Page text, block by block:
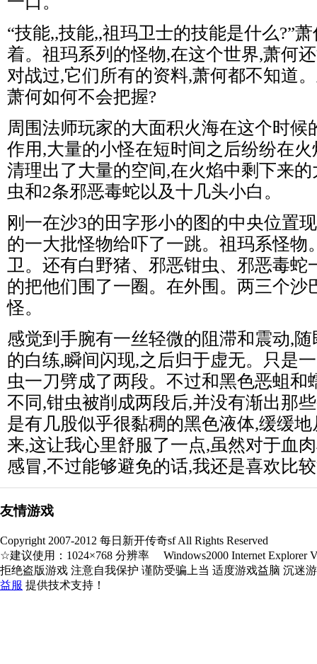
“技能,,技能,,祖玛卫士的技能是什么?”
着。祖玛系列的怪物,在这个世界,萧何
对战过,它们所有的资料,萧何都不知道
萧何如何不会把握?
周围法师玩家的大面积火海在这个时候
作用,大量的小怪在短时间之后纷纷在
清理出了大量的空间,在火焰中剩下来
虫和2条邪恶毒蛇以及十几头小白。
刚一在沙3的田字形小的图的中央位置
的一大批怪物给吓了一跳。祖玛系怪物
卫。还有白野猪、邪恶钳虫、邪恶毒蛇
的把他们围了一圈。在外围。两三个沙
怪。
感觉到手腕有一丝轻微的阻滞和震动,
的白练,瞬间闪现,之后归于虚无。只是
虫一刀劈成了两段。不过和黑色恶蛆和
不同,钳虫被削成两段后,并没有渐出那
是有几股似乎很黏稠的黑色液体,缓缓
来,这让我心里舒服了一点,虽然对于血
感冒,不过能够避免的话,我还是喜欢比
友情游戏
Copyright 2007-2012 每日新开传奇sf All Rights Reserved
☆建议使用：1024×768 分辨率 Windows2000 Internet Explorer
拒绝盗版游戏 注意自我保护 谨防受骗上当 适度游戏益脑 沉迷
益服 提供技术支持！